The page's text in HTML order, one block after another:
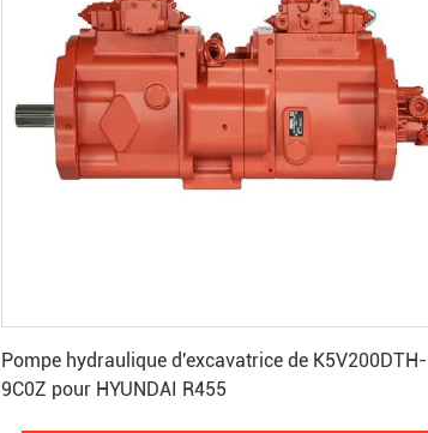
Pompe hydraulique d'excavatrice de K5V200DTH-
9C0Z pour HYUNDAI R455